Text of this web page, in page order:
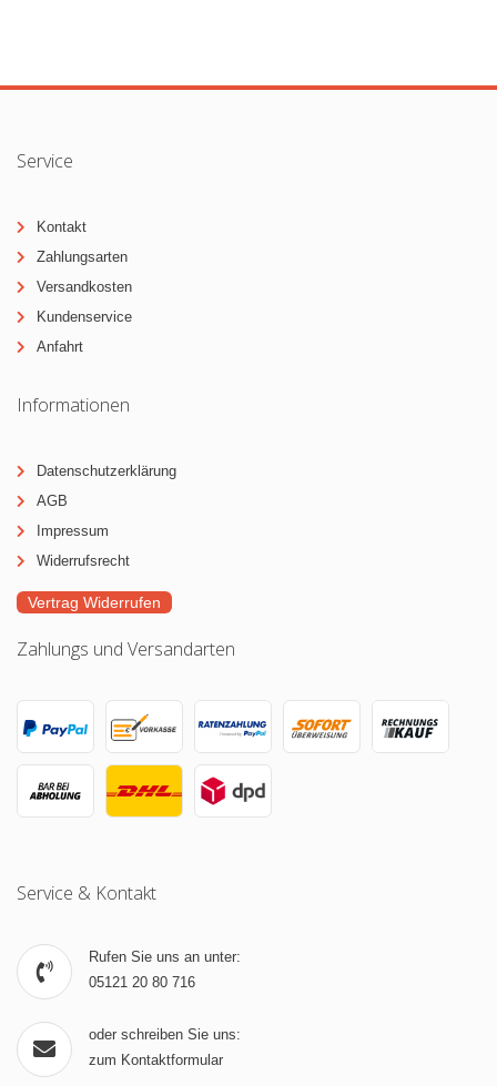
Service
Kontakt
Zahlungsarten
Versandkosten
Kundenservice
Anfahrt
Informationen
Datenschutzerklärung
AGB
Impressum
Widerrufsrecht
Vertrag Widerrufen
Zahlungs und Versandarten
Service & Kontakt
Rufen Sie uns an unter:
05121 20 80 716
oder schreiben Sie uns:
zum Kontaktformular